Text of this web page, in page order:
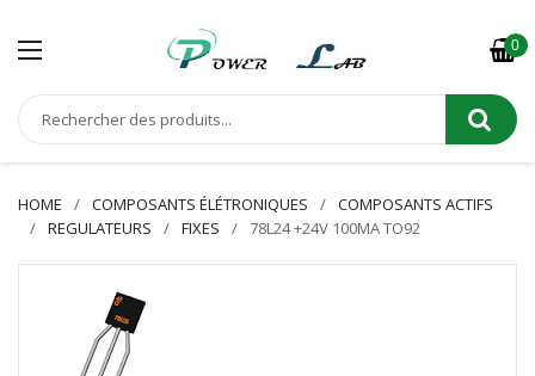
0
HOME COMPOSANTS ÉLÉTRONIQUES
COMPOSANTS ACTIFS
REGULATEURS
FIXES 78L24 +24V 100MA TO92